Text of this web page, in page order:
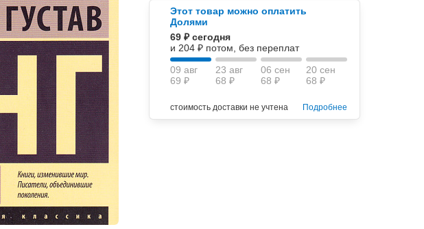
Этот товар можно оплатить
Долями
69 ₽ сегодня
и 204 ₽ потом, без переплат
09 авг
69 ₽
23 авг
68 ₽
06 сен
68 ₽
20 сен
68 ₽
стоимость доставки не учтена Подробнее